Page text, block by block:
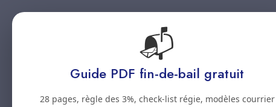
Prestations
📬
Guide PDF fin-de-bail gratuit
28 pages, règle des 3%, check-list régie, modèles courrier